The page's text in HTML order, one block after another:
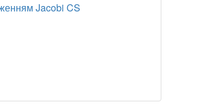
Jacobi CS